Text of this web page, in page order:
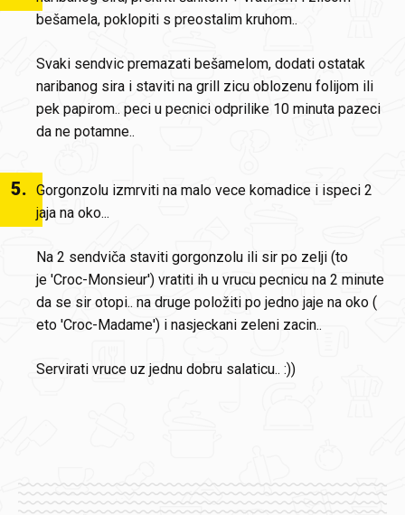
bešamela, poklopiti s preostalim kruhom..
Svaki sendvic premazati bešamelom, dodati ostatak
naribanog sira i staviti na grill zicu oblozenu folijom ili
pek papirom.. peci u pecnici odprilike 10 minuta pazeci
da ne potamne..
5. Gorgonzolu izmrviti na malo vece komadice i ispeci 2
jaja na oko...
Na 2 sendviča staviti gorgonzolu ili sir po zelji (to
je 'Croc-Monsieur') vratiti ih u vrucu pecnicu na 2 minute
da se sir otopi.. na druge položiti po jedno jaje na oko (
eto 'Croc-Madame') i nasjeckani zeleni zacin..
Servirati vruce uz jednu dobru salaticu.. :))